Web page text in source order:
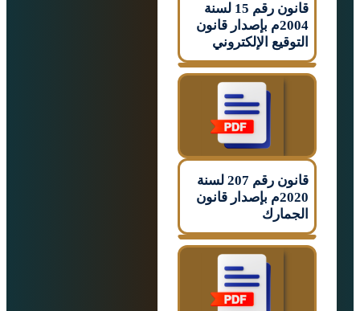
قانون رقم 15 لسنة
2004م بإصدار قانون
الإلكتروني
قانون رقم 207 لسنة
2020م بإصدار قانون